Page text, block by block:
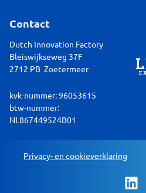
Contact
Dutch Innovation Factory
Bleiswijkseweg 37F
2712 PB Zoetermeer
kvk-nummer: 96053615
btw-nummer:
NL867449524B01
Privacy- en cookieverklaring